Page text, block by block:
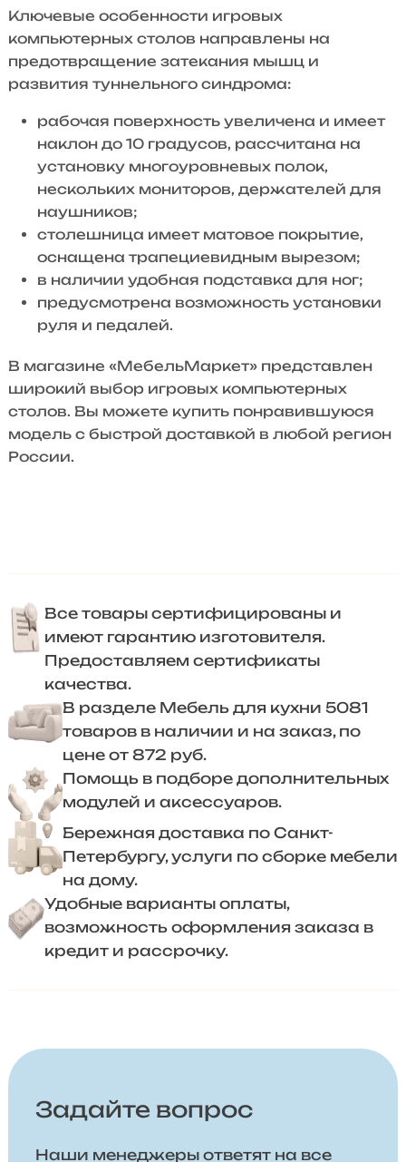
Ключевые особенности игровых
компьютерных столов направлены на
предотвращение затекания мышц и
развития туннельного синдрома:
рабочая поверхность увеличена и имеет
наклон до 10 градусов, рассчитана на
установку многоуровневых полок,
нескольких мониторов, держателей для
наушников;
столешница имеет матовое покрытие,
оснащена трапециевидным вырезом;
в наличии удобная подставка для ног;
предусмотрена возможность установки
руля и педалей.
В магазине «МебельМаркет» представлен
широкий выбор игровых компьютерных
столов. Вы можете купить понравившуюся
модель с быстрой доставкой в любой регион
России.
Все товары сертифицированы и
имеют гарантию изготовителя.
Предоставляем сертификаты
качества.
В разделе Мебель для кухни 5081
товаров в наличии и на заказ, по
цене от 872 руб.
Помощь в подборе дополнительных
модулей и аксессуаров.
Бережная доставка по Санкт-
Петербургу, услуги по сборке мебели
на дому.
Удобные варианты оплаты,
возможность оформления заказа в
кредит и рассрочку.
Задайте вопрос
Наши менеджеры ответят на все